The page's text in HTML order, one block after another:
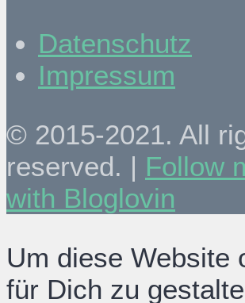
Datenschutz
Impressum
© 2015-2021. All
reserved. | Follow
with Bloglovin
Um diese Website
für Dich zu